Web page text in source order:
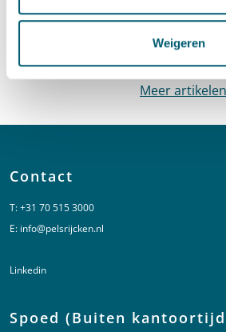
Weigeren
van verkeersveiligheid
Meer
Contact
T:+31 70 515 3000
E: info@pelsrijcken.nl
Linkedin
Spoed (Buiten